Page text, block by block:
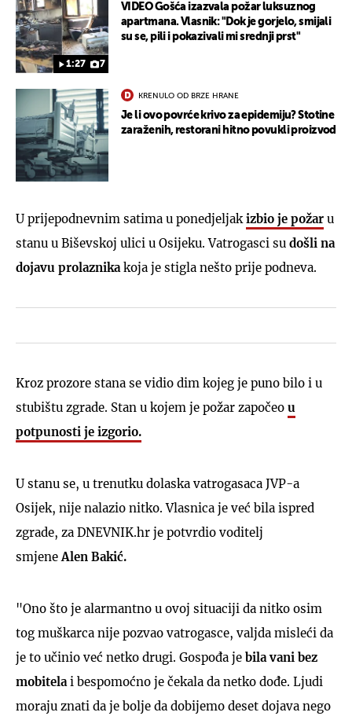
1:27 7
VIDEO Gošća izazvala požar luksuznog
apartmana. Vlasnik: "Dok je gorjelo, smijali
su se, pili i pokazivali mi srednji prst"
KRENULO OD BRZE HRANE
Je li ovo povrće krivo za epidemiju? Stotine
zaraženih, restorani hitno povukli proizvod
U prijepodnevnim satima u ponedjeljak izbio je požar u
stanu u Biševskoj ulici u Osijeku. Vatrogasci su došli na
dojavu prolaznika koja je stigla nešto prije podneva.
Kroz prozore stana se vidio dim kojeg je puno bilo i u
stubištu zgrade. Stan u kojem je požar započeo u
potpunosti je izgorio.
U stanu se, u trenutku dolaska vatrogasaca JVP-a
Osijek, nije nalazio nitko. Vlasnica je već bila ispred
zgrade, za DNEVNIK.hr je potvrdio voditelj
smjene Alen Bakić.
"Ono što je alarmantno u ovoj situaciji da nitko osim
tog muškarca nije pozvao vatrogasce, valjda misleći da
je to učinio već netko drugi. Gospođa je bila vani bez
mobitela i bespomoćno je čekala da netko dođe. Ljudi
moraju znati da je bolje da dobijemo deset dojava nego